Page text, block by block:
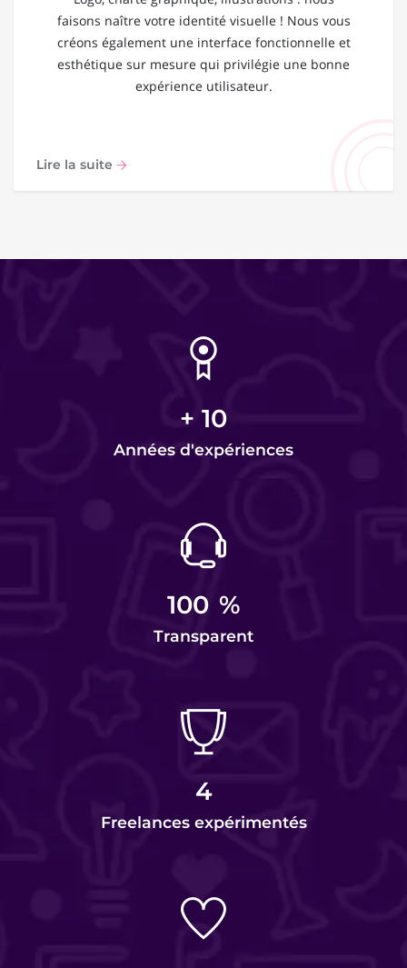
faisons naître votre identité visuelle ! Nous vous
créons également une interface fonctionnelle et
esthétique sur mesure qui privilégie une bonne
expérience utilisateur.
Lire la suite
+ 10
Années d'expériences
100 %
Transparent
4
Freelances expérimentés